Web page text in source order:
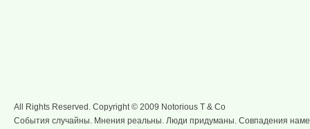
All Rights Reserved. Copyright © 2009 Notorious T & Co
События случайны. Мнения реальны. Люди придуманы. Совпадения